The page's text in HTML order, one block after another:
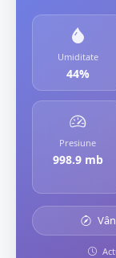
Umiditate
44%
Presiune
998.9 mb